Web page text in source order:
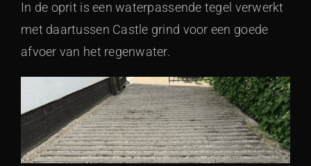
In de oprit is een waterpassende tegel verwerkt
met daartussen Castle grind voor een goede
afvoer van het regenwater.